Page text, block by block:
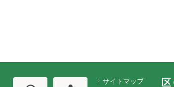
サイトマップ